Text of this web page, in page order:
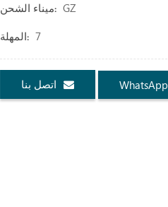
ميناء الشحن: GZ
المهلة: 7
اتصل بنا WhatsApp